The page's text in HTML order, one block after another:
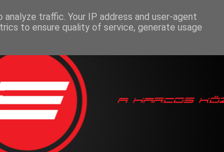
traffic. Your IP address and user-agent
to ensure quality of service, generate usage